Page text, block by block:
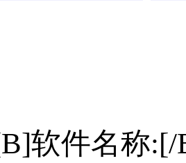
软件名称:[/